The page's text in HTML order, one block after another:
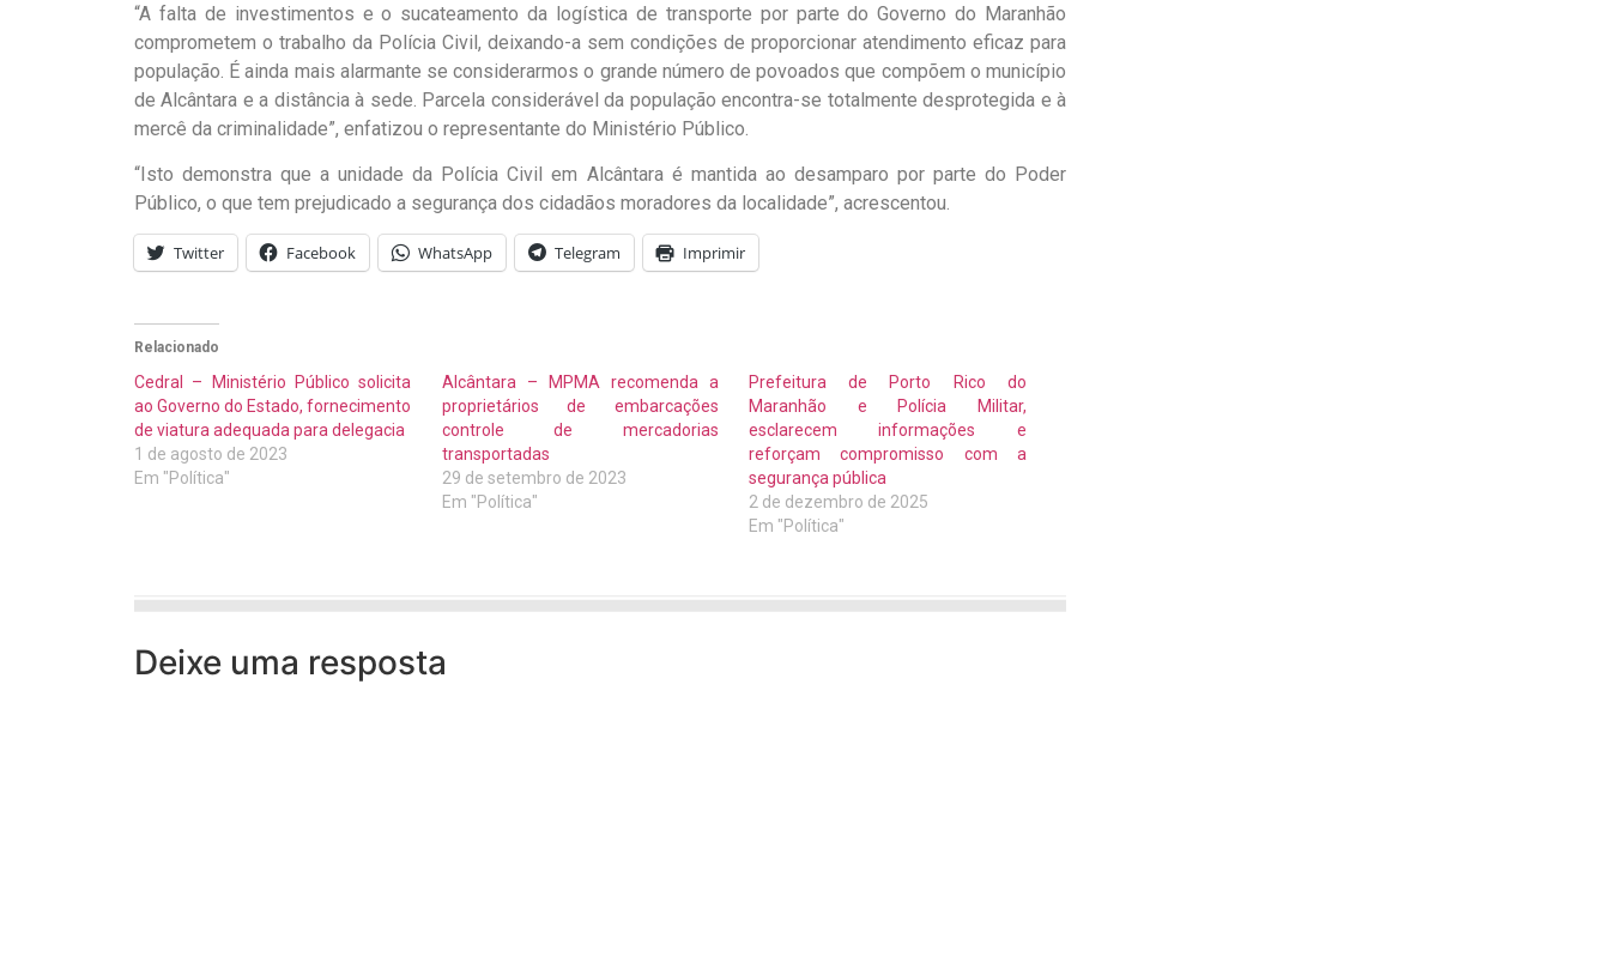
“A falta de investimentos e o sucateamento da logística de transporte por parte do Governo do Maranhão
comprometem o trabalho da Polícia Civil, deixando-a sem condições de proporcionar atendimento eficaz para
população. É ainda mais alarmante se considerarmos o grande número de povoados que compõem o município
de Alcântara e a distância à sede. Parcela considerável da população encontra-se totalmente desprotegida e à
mercê da criminalidade”, enfatizou o representante do Ministério Público.
“Isto demonstra que a unidade da Polícia Civil em Alcântara é mantida ao desamparo por parte do Poder
Público, o que tem prejudicado a segurança dos cidadãos moradores da localidade”, acrescentou.
Twitter Facebook WhatsApp Telegram Imprimir
Relacionado
Cedral – Ministério Público solicita
ao Governo do Estado, fornecimento
de viatura adequada para delegacia
1 de agosto de 2023
Em "Política"
Alcântara – MPMA recomenda a
proprietários de embarcações
controle de mercadorias
transportadas
29 de setembro de 2023
Em "Política"
Prefeitura de Porto Rico do
Maranhão e Polícia Militar,
esclarecem informações e
reforçam compromisso com a
segurança pública
2 de dezembro de 2025
Em "Política"
Deixe uma resposta